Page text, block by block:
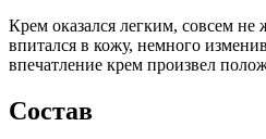
Крем оказался легким, совсем
впитался в кожу, немного
впечатление крем произвел
Состав